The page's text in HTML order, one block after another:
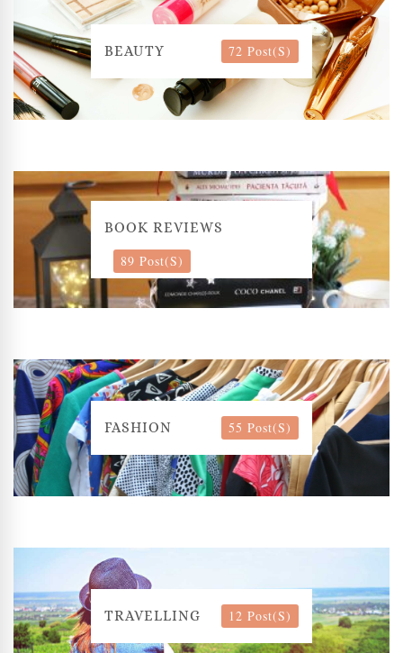
BEAUTY 72 Post(s)
BOOK REVIEWS
89 Post(s)
FASHION 55 Post(s)
TRAVELLING 12 Post(s)